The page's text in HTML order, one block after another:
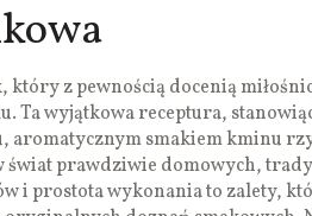
z pewnością docenią
Ta wyjątkowa receptura,
aromatycznym smakiem kminu
świat prawdziwie domowych,
i prostota wykonania to zalety,